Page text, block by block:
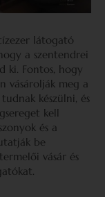
látogató
a szentendrei
ki. Fontos, hogy
vásárolják meg a
készülni, és
kell
és a
be
vásár és